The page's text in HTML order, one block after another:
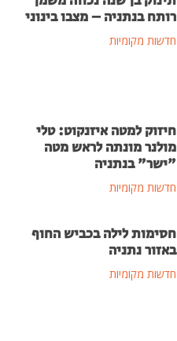
רותח בנתניה – מצבו בינוני
חדשות מקומיות
חיזוק למטה איזנקוט: טלי
מולנר מונתה לראש מטה
"ישר" בנתניה
חדשות מקומיות
חסימות לילה בכביש החוף
באזור נתניה
חדשות מקומיות